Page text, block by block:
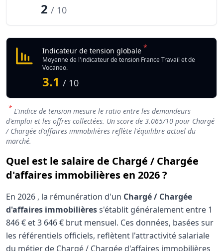
2 / 10
Indicateur de tension globale *
Moyenne de l'indicateur de tension France Travail et de
Vocaneo.
3.1 / 10
* L'indice de tension mesure le ratio entre les demandeurs
d'emploi et les offres collectées. Un score de 3.065/10 pour Chargé
/ Chargée d'affaires immobilières reflète l'équilibre actuel du
marché.
Quel est le salaire de Chargé / Chargée
d'affaires immobilières en 2026 ?
En 2026 , la rémunération d'un Chargé / Chargée
d'affaires immobilièress'établit généralement entre 1
846 € et3 646 € brut mensuel. Ces données, basées sur
les référentiels officiels, reflètent l'attractivité salariale
du métier de Chargé / Chargée d'affaires immobilières